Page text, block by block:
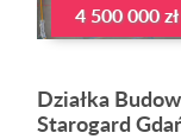
4 500 000
Działka
Starogard